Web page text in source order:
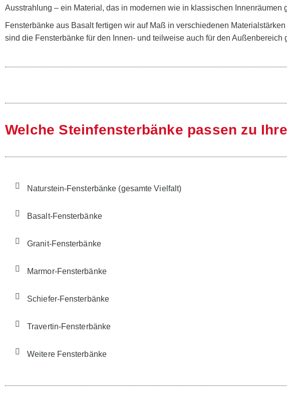
Ausstrahlung – ein Material, das in modernen wie in klassischen Innenräumen
Fensterbänke aus Basalt fertigen wir auf Maß in verschiedenen
sind die Fensterbänke für den Innen- und teilweise auch für den
Welche Steinfensterbänke passen zu
Naturstein-Fensterbänke (gesamte Vielfalt)
Basalt-Fensterbänke
Granit-Fensterbänke
Marmor-Fensterbänke
Schiefer-Fensterbänke
Travertin-Fensterbänke
Weitere Fensterbänke